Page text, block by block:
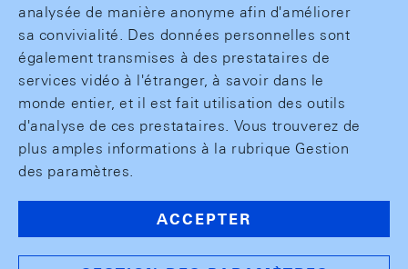
analysée de manière anonyme afin d'améliorer
sa convivialité. Des données personnelles sont
également transmises à des prestataires de
services vidéo à l'étranger, à savoir dans le
monde entier, et il est fait utilisation des outils
d'analyse de ces prestataires. Vous trouverez de
plus amples informations à la rubrique Gestion
des paramètres.
ACCEPTER